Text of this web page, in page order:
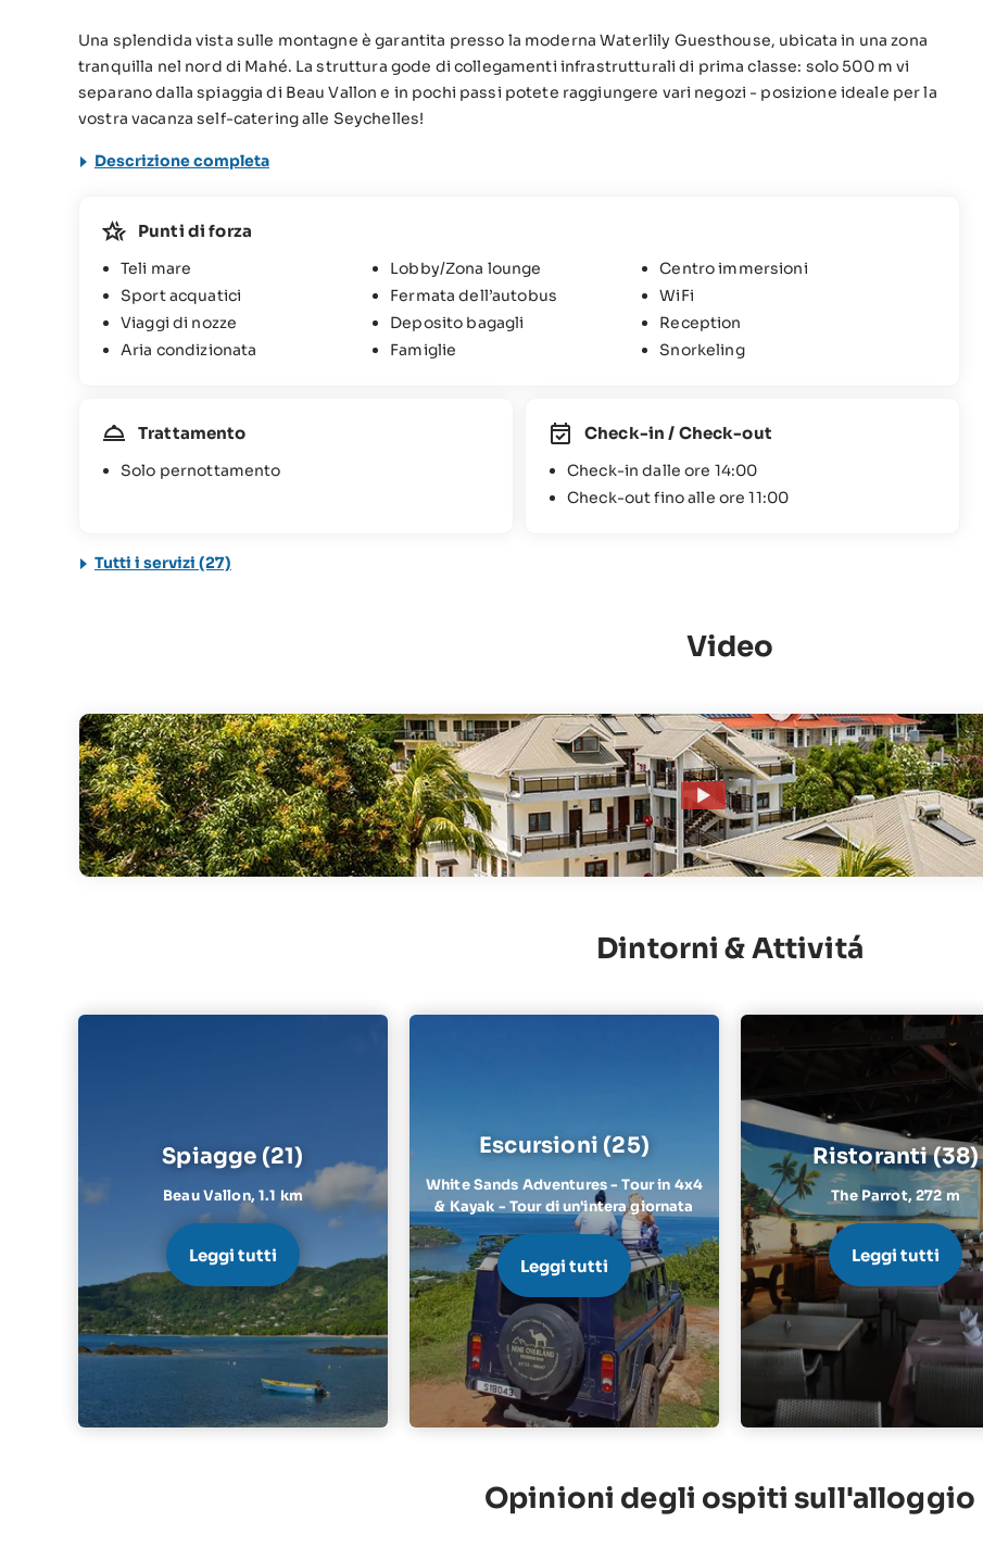
Una splendida vista sulle montagne è garantita presso la moderna Waterlily Guesthouse, ubicata in una zona
tranquilla nel nord di Mahé. La struttura gode di collegamenti infrastrutturali di prima classe: solo 500 m vi
separano dalla spiaggia di Beau Vallon e in pochi passi potete raggiungere vari negozi - posizione ideale per la
vostra vacanza self-catering alle Seychelles!
Descrizione completa
Punti di forza
Teli mare Lobby/Zona lounge
Centro immersioni
Sport acquatici
Fermata dell’autobus
WiFi
Viaggi di nozze
Deposito bagagli
Reception
Aria condizionata
Famiglie Snorkeling
Trattamento
Solo pernottamento
Check-in / Check-out
Check-in dalle ore 14:00
Check-out fino alle ore 11:00
Tutti i servizi (27)
Video
Dintorni & Attivitá
Spiagge (21)
Beau Vallon, 1.1 km
Leggi tutti
Escursioni (25)
White Sands Adventures - Tour in 4x4
& Kayak - Tour di un'intera giornata
Leggi tutti
Ristoranti (38)
The Parrot, 272 m
Leggi tutti
Opinioni degli ospiti sull'alloggio